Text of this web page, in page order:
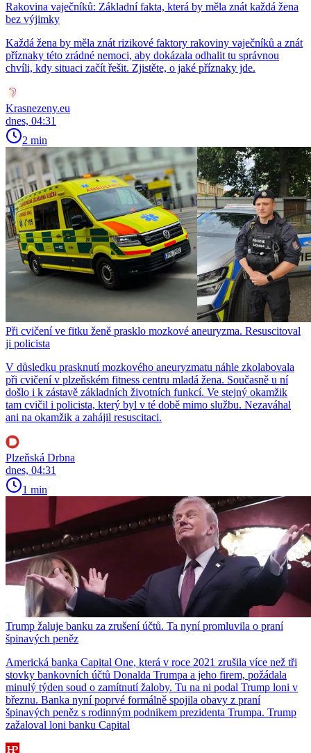
Rakovina vaječníků: Základní fakta, která by měla znát každá žena
bez výjimky
Každá žena by měla znát rizikové faktory rakoviny vaječníků a znát
příznaky této zrádné nemoci, aby dokázala odhalit tu správnou
chvíli, kdy situaci začít řešit. Zjistěte, o jaké příznaky jde.
Krasnezeny.eu
dnes, 04:31
2 min
Při cvičení ve fitku ženě prasklo mozkové aneuryzma. Resuscitoval
ji policista
V důsledku prasknutí mozkového aneuryzmatu náhle zkolabovala
při cvičení v plzeňském fitness centru mladá žena. Současně u ní
došlo i k zástavě základních životních funkcí. Ve stejný okamžik
tam cvičil i policista, který byl v té době mimo službu. Nezaváhal
ani na okamžik a zahájil resuscitaci.
Plzeňská Drbna
dnes, 04:31
1 min
Trump žaluje banku za zrušení účtů. Ta nyní promluvila o praní
špinavých peněz
Americká banka Capital One, která v roce 2021 zrušila více než tři
stovky bankovních účtů Donalda Trumpa a jeho firem, požádala
minulý týden soud o zamítnutí žaloby. Tu na ni podal Trump loni v
březnu. Banka nyní poprvé formálně spojila obavy z praní
špinavých peněz s rodinným podnikem prezidenta Trumpa. Trump
zažaloval loni banku Capital